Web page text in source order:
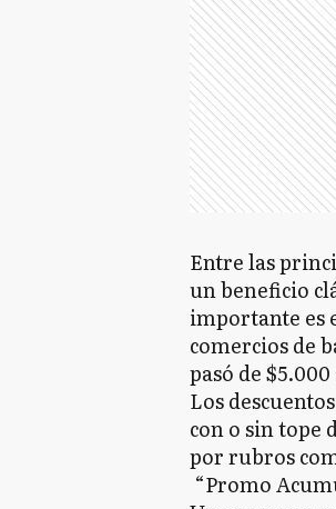
Entre las
un beneficio
importante es
comercios de
pasó de $5.000
Los
con o sin tope
por rubros
“Promo